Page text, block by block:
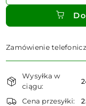
Zamówienie
i
dostawa
Wysyłka w
ciągu:
Cena przesyłki: